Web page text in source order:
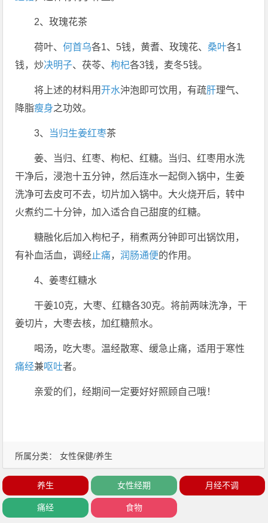
所属分类： 女性保健/养生
2、玫瑰花茶
荷叶、何首乌各1、5钱，黄耆、玫瑰花、 桑叶各1
钱，炒决明子、茯苓、枸杞各3钱，麦冬5钱。
将上述的材料用开水沖泡即可饮用，有疏肝理气、
降脂瘦身之功效。
3、 当归生姜红枣茶
姜、当归、红枣、枸杞、红糖。当归、红枣用水洗
干净后，浸泡十五分钟，然后连水一起倒入锅中，生姜
洗净可去皮可不去，切片加入锅中。大火烧开后，转中
火煮约二十分钟，加入适合自己甜度的红糖。
糖融化后加入枸杞子，稍煮两分钟即可出锅饮用，
有补血活血，调经止痛，润肠通便的作用。
4、姜枣红糖水
干姜10克，大枣、红糖各30克。将前两味洗净，干
姜切片，大枣去核，加红糖煎水。
喝汤，吃大枣。温经散寒、缓急止痛，适用于寒性
痛经兼呕吐者。
亲爱的们，经期间一定要好好照顾自己哦！
养生 女性经期 月经不调
痛经 食物